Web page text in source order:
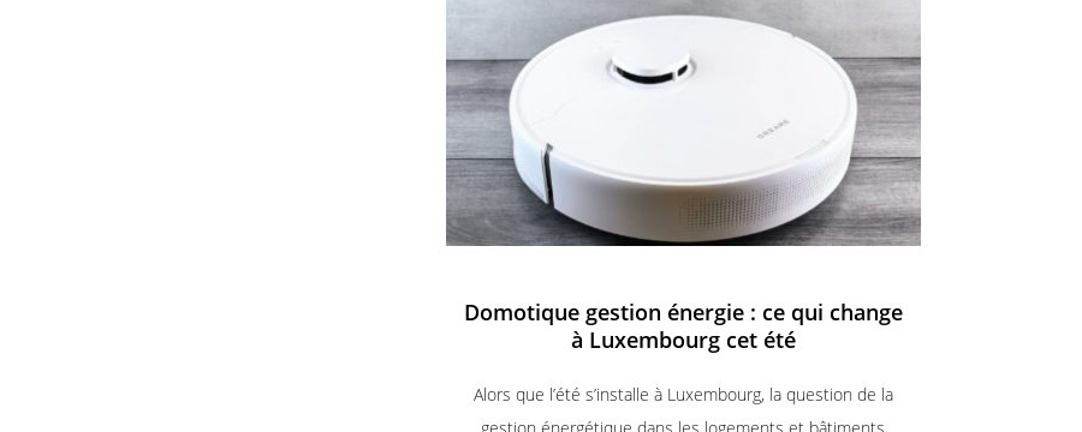
Domotique gestion énergie : ce qui change
à Luxembourg cet été
Alors que l’été s’installe à Luxembourg, la question de la